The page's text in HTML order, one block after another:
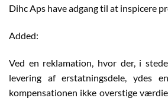
Dihc Aps have adgang til at inspicere
Added:
Ved en reklamation, hvor der, i
levering af erstatningsdele, ydes
kompensationen ikke overstige